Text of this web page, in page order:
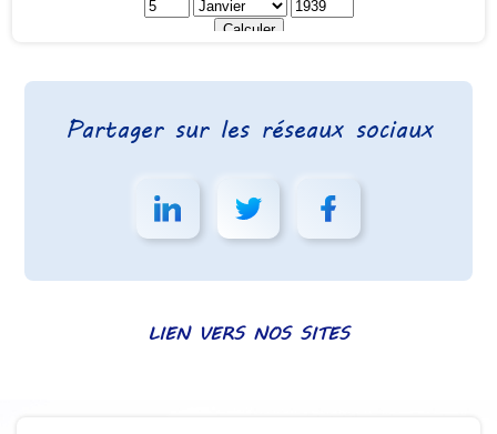
Partager sur les réseaux sociaux
LIEN VERS NOS SITES